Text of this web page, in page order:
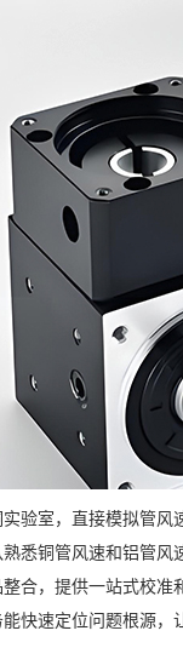
验室，直接模拟管风
悉铜管风速和铝管风
合，提供一站式校
快速定位问题根源，